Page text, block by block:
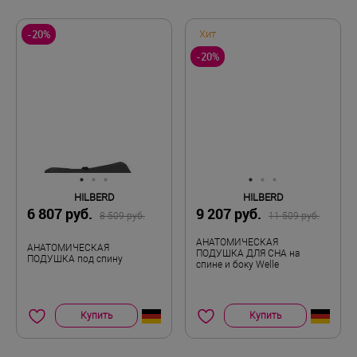
-20%
HILBERD
6 807 руб. 8 509 руб.
АНАТОМИЧЕСКАЯ
ПОДУШКА под спину
Купить
Хит
-20%
HILBERD
9 207 руб. 11 509 руб.
АНАТОМИЧЕСКАЯ
ПОДУШКА ДЛЯ СНА на
спине и боку Welle
Купить